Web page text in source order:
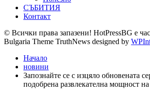
СЪБИТИЯ
Контакт
© Всички права запазени! HotPressBG е
Bulgaria Theme TruthNews designed by
Начало
новини
Запознайте се с изцяло обновената
подобрена развлекателна мощност